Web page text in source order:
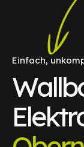
Einfach,